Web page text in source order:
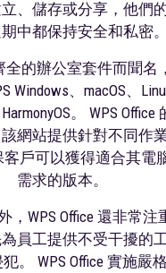
、儲存或分享，他們
中都保持安全和私密。
全的辦公室套件而聞名
Windows、macOS、
。 WPS
網站提供針對不同作
客戶可以獲得適合其電
需求的版本。
，WPS Office 還非常注
員工提供不受干擾的
。 WPS Office 實施嚴